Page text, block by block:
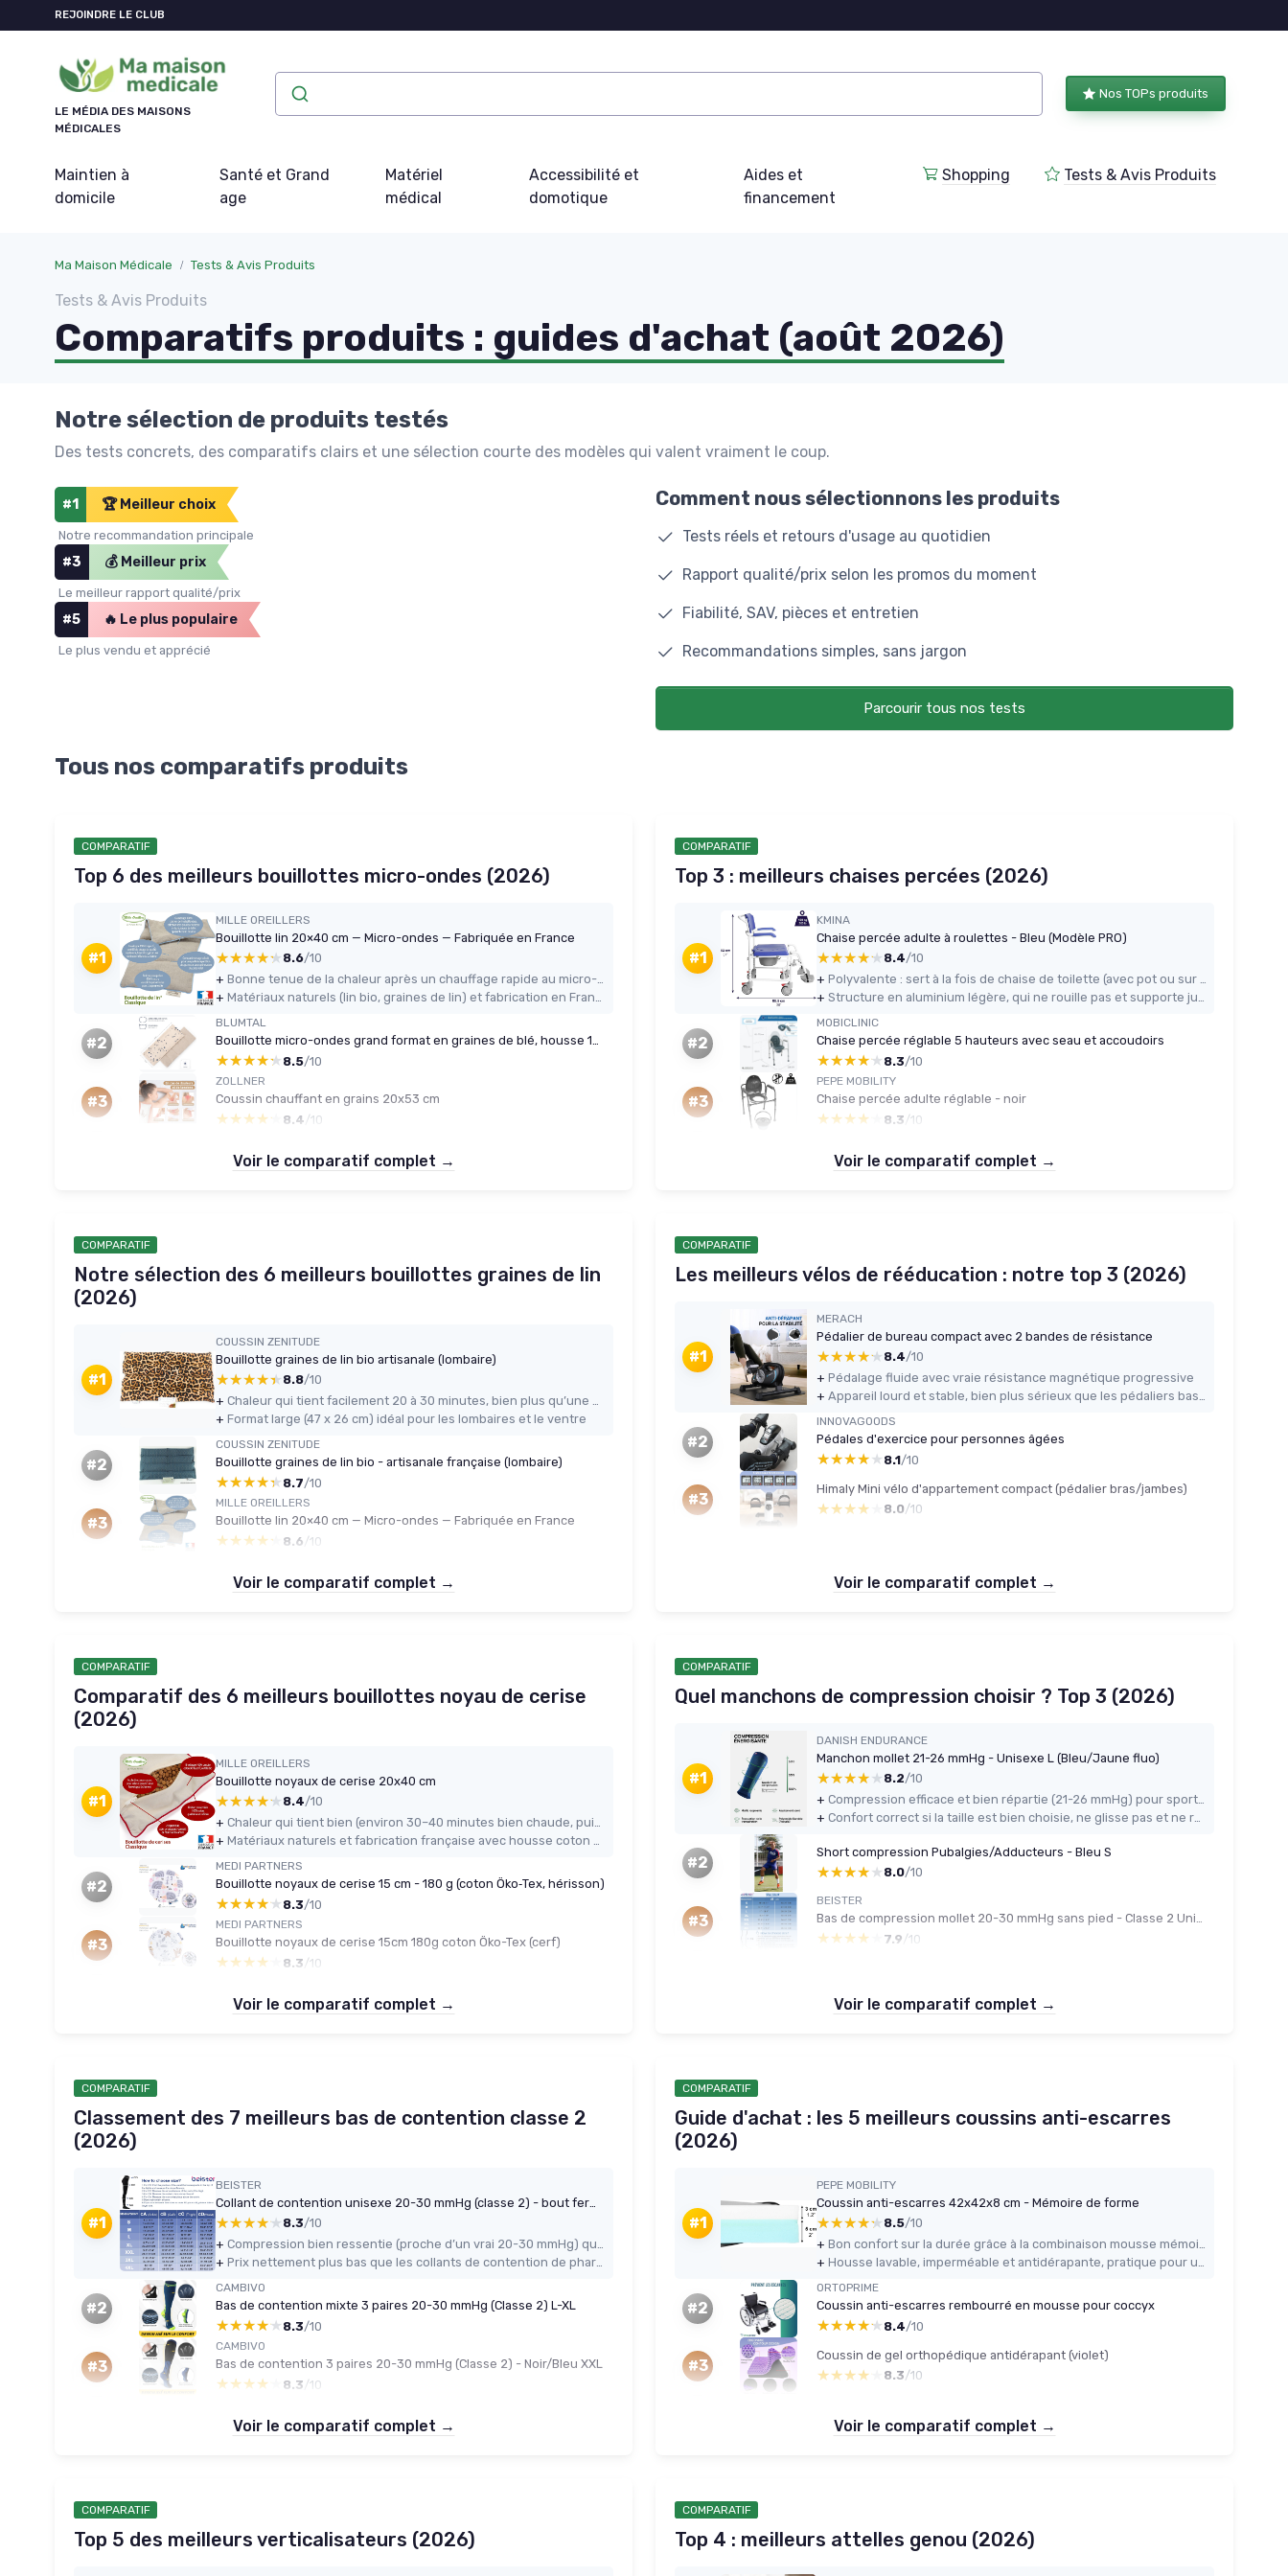
REJOINDRE LE CLUB
LE MÉDIA DES MAISONS
MÉDICALES
Nos TOPs produits
Maintien à
domicile
Santé et Grand
age
Matériel
médical
Accessibilité et
domotique
Aides et
financement
Shopping Tests & Avis Produits
Ma Maison Médicale Tests & Avis Produits
Tests & Avis Produits
Comparatifs produits : guides d'achat (août 2026)
Notre sélection de produits testés
Des tests concrets, des comparatifs clairs et une sélection courte des modèles qui valent vraiment le coup.
#1 🏆 Meilleur choix
Notre recommandation principale
#3 💰 Meilleur prix
Le meilleur rapport qualité/prix
#5 🔥 Le plus populaire
Le plus vendu et apprécié
Comment nous sélectionnons les produits
Tests réels et retours d'usage au quotidien
Rapport qualité/prix selon les promos du moment
Fiabilité, SAV, pièces et entretien
Recommandations simples, sans jargon
Parcourir tous nos tests
Tous nos comparatifs produits
COMPARATIF
Top 6 des meilleurs bouillottes micro-ondes (2026)
#1
MILLE OREILLERS
Bouillotte lin 20×40 cm — Micro-ondes — Fabriquée en France
★★★★★
★★★★★ 8.6/10
+
+
#2
BLUMTAL
Bouillotte micro-ondes grand format en graines de blé, housse 100% coton
★★★★★
★★★★★ 8.5/10
#3
ZOLLNER
Coussin chauffant en grains 20x53 cm
★★★★★
★★★★★ 8.4 /10
Voir le comparatif complet →
COMPARATIF
Top 3 : meilleurs chaises percées (2026)
#1
KMINA
Chaise percée adulte à roulettes - Bleu (Modèle PRO)
★★★★★
★★★★★ 8.4/10
+
+
#2
MOBICLINIC
Chaise percée réglable 5 hauteurs avec seau et accoudoirs
★★★★★
★★★★★ 8.3/10
#3
PEPE MOBILITY
Chaise percée adulte réglable - noir
★★★★★
★★★★★ 8.3 /10
Voir le comparatif complet →
COMPARATIF
Notre sélection des 6 meilleurs bouillottes graines de lin
(2026)
#1
COUSSIN ZENITUDE
Bouillotte graines de lin bio artisanale (lombaire)
★★★★★
★★★★★ 8.8/10
+
+ Format large (47 x 26 cm) idéal pour les lombaires et le ventre
#2
COUSSIN ZENITUDE
Bouillotte graines de lin bio - artisanale française (lombaire)
★★★★★
★★★★★ 8.7/10
#3
MILLE OREILLERS
Bouillotte lin 20×40 cm — Micro-ondes — Fabriquée en France
★★★★★
★★★★★ 8.6 /10
Voir le comparatif complet →
COMPARATIF
Les meilleurs vélos de rééducation : notre top 3 (2026)
#1
MERACH
Pédalier de bureau compact avec 2 bandes de résistance
★★★★★
★★★★★ 8.4/10
+ Pédalage fluide avec vraie résistance magnétique progressive
+
#2
INNOVAGOODS
Pédales d'exercice pour personnes âgées
★★★★★
★★★★★ 8.1/10
#3
Himaly Mini vélo d'appartement compact (pédalier bras/jambes)
★★★★★
★★★★★ 8.0/10
Voir le comparatif complet →
COMPARATIF
Comparatif des 6 meilleurs bouillottes noyau de cerise
(2026)
#1
MILLE OREILLERS
Bouillotte noyaux de cerise 20x40 cm
★★★★★
★★★★★ 8.4/10
+
+
#2
MEDI PARTNERS
Bouillotte noyaux de cerise 15 cm - 180 g (coton Öko‑Tex, hérisson)
★★★★★
★★★★★ 8.3/10
#3
MEDI PARTNERS
Bouillotte noyaux de cerise 15cm 180g coton Öko-Tex (cerf)
★★★★★
★★★★★ 8.3 /10
Voir le comparatif complet →
COMPARATIF
Quel manchons de compression choisir ? Top 3 (2026)
#1
DANISH ENDURANCE
Manchon mollet 21-26 mmHg - Unisexe L (Bleu/Jaune fluo)
★★★★★
★★★★★ 8.2/10
+
+
#2
Short compression Pubalgies/Adducteurs - Bleu S
★★★★★
★★★★★ 8.0/10
#3
BEISTER
Bas de compression mollet 20-30 mmHg sans pied - Classe 2 Unisexe XXL bleu marine
★★★★★
★★★★★ 7.9 /10
Voir le comparatif complet →
COMPARATIF
Classement des 7 meilleurs bas de contention classe 2
(2026)
#1
BEISTER
★★★★★
★★★★★ 8.3/10
+
+
#2
CAMBIVO
Bas de contention mixte 3 paires 20-30 mmHg (Classe 2) L-XL
★★★★★
★★★★★ 8.3/10
#3
CAMBIVO
Bas de contention 3 paires 20-30 mmHg (Classe 2) - Noir/Bleu XXL
★★★★★
★★★★★ 8.3 /10
Voir le comparatif complet →
COMPARATIF
Guide d'achat : les 5 meilleurs coussins anti-escarres
(2026)
#1
PEPE MOBILITY
Coussin anti-escarres 42x42x8 cm - Mémoire de forme
★★★★★
★★★★★ 8.5/10
+
+
#2
ORTOPRIME
Coussin anti-escarres rembourré en mousse pour coccyx
★★★★★
★★★★★ 8.4/10
#3
Coussin de gel orthopédique antidérapant (violet)
★★★★★
★★★★★ 8.3/10
Voir le comparatif complet →
COMPARATIF
Top 5 des meilleurs verticalisateurs (2026)
COMPARATIF
Top 4 : meilleurs attelles genou (2026)
Panneau de gestion des cookies